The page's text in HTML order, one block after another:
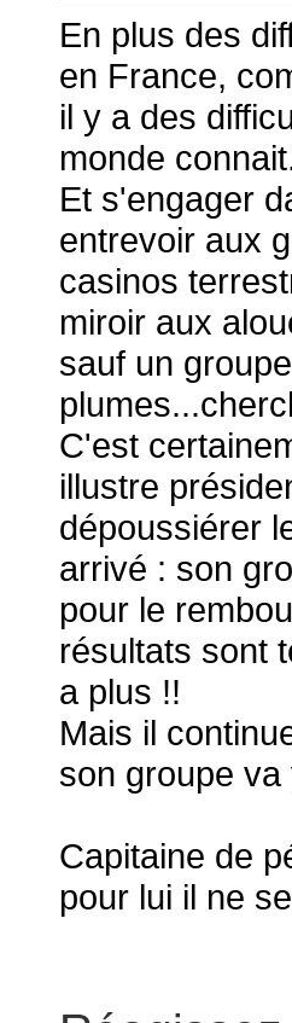
En plus des
en France,
il y a des
monde
Et s'engager
entrevoir aux
casinos
miroir aux
sauf un
C'est
illustre
dépoussiérer
arrivé : son
pour le
résultats sont
a plus !!
Mais il
son groupe va
Capitaine de
pour lui il ne